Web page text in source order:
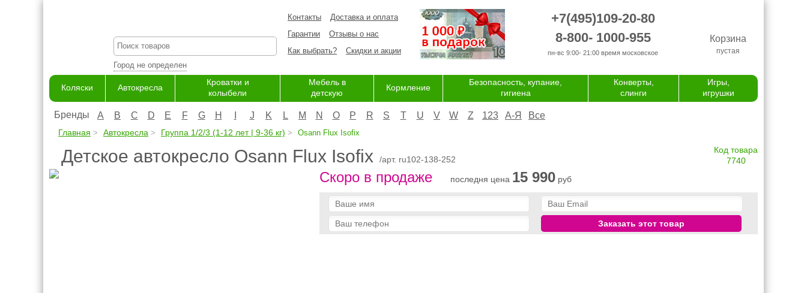
Город не определен
Контакты
Доставка и оплата
Гарантии
Отзывы о нас
Как выбрать?
Скидки и акции
+7(495)109-20-80
8-800- 1000-955
пн-вс 9:00- 21:00 время московское
Корзина
пустая
Коляски Автокресла
Кроватки и
колыбели
Мебель в
детскую
Кормление
Безопасность, купание,
гигиена
Конверты,
слинги
Игры,
игрушки
Бренды A B C D E F G H J K L M N O P R S T U V W Z 123 А-Я Все
Главная Автокресла Группа 1/2/3 (1-12 лет | 9-36 кг) Osann Flux Isofix
Детское автокресло Osann Flux Isofix /арт. ru102-138-252
Код товара
7740
Скоро в продаже последня цена 15 990 руб
Заказать этот товар